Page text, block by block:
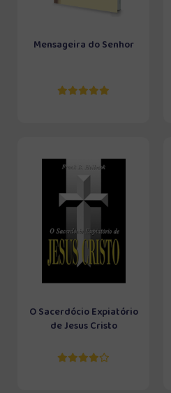
Mensageira do Senhor
O Sacerdócio Expiatório
de Jesus Cristo